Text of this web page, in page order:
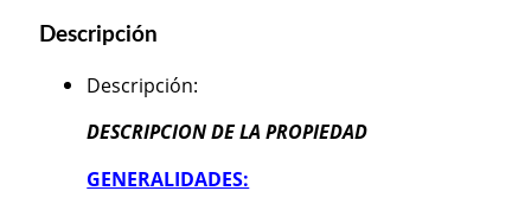
Descripción
Descripción:
DESCRIPCION DE LA PROPIEDAD
GENERALIDADES: